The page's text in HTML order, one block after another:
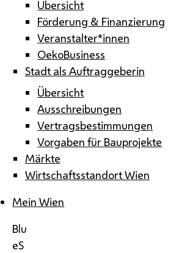
Übersicht
Förderung & Finanzierung
Veranstalter*innen
OekoBusiness
Stadt als Auftraggeberin
Übersicht
Ausschreibungen
Vertragsbestimmungen
Vorgaben für Bauprojekte
Märkte
Wirtschaftsstandort Wien
Mein Wien
Blu
eS